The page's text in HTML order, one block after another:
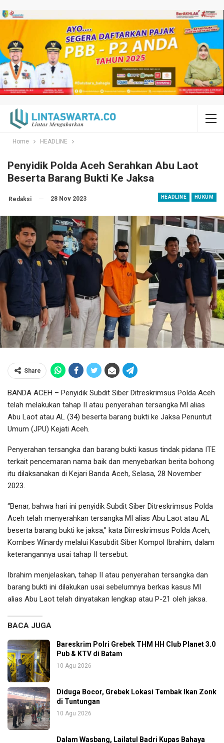
Home HEADLINE
Penyidik Polda Aceh Serahkan Abu Laot
Beserta Barang Bukti Ke Jaksa
HEADLINE HUKUM
Redaksi 28 Nov 2023
Share
BANDA ACEH – Penyidik Subdit Siber Ditreskrimsus Polda Aceh
telah melakukan tahap II atau penyerahan tersangka MI alias
Abu Laot atau AL (34) beserta barang bukti ke Jaksa Penuntut
Umum (JPU) Kejati Aceh.
Penyerahan tersangka dan barang bukti kasus tindak pidana ITE
terkait pencemaran nama baik dan menyebarkan berita bohong
itu dilaksanakan di Kejari Banda Aceh, Selasa, 28 November
2023.
“Benar, bahwa hari ini penyidik Subdit Siber Ditreskrimsus Polda
Aceh telah menyerahkan tersangka MI alias Abu Laot atau AL
beserta barang bukti ke jaksa,” kata Dirreskrimsus Polda Aceh,
Kombes Winardy melalui Kasubdit Siber Kompol Ibrahim, dalam
keterangannya usai tahap II tersebut.
Ibrahim menjelaskan, tahap II atau penyerahan tersangka dan
barang bukti ini dilakukan usai sebelumnya berkas kasus MI
alias Abu Laot telah dinyatakan lengkap atau P-21 oleh jaksa.
BACA JUGA
Bareskrim Polri Grebek THM HH Club Planet 3.0
Pub & KTV di Batam
10 Agu 2026
Diduga Bocor, Grebek Lokasi Tembak Ikan Zonk
di Tuntungan
10 Agu 2026
Dalam Wasbang, Lailatul Badri Kupas Bahaya